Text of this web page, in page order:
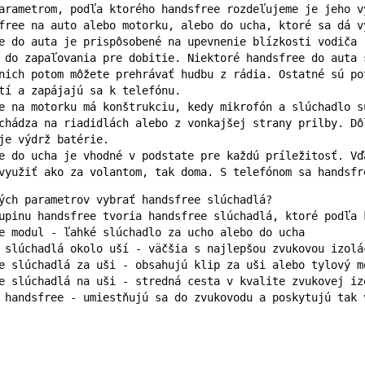
podľa ktorého handsfree rozdeľujeme je
na auto alebo motorku, alebo do ucha, ktoré sa
do auta je prispôsobené na upevnenie blízkosti
zapaľovania pre dobitie. Niektoré handsfree do auta
nich potom môžete prehrávať hudbu z rádia. Ostatné sú
a zapájajú sa k telefónu.
na motorku má konštrukciu, kedy mikrofón a slúchadlo
na riadidlách alebo z vonkajšej strany prilby.
je výdrž batérie.
do ucha je vhodné v podstate pre každú príležitosť.
ako za volantom, tak doma. S telefónom sa
parametrov vybrať handsfree slúchadlá?
handsfree tvoria handsfree slúchadlá, ktoré
modul - ľahké slúchadlo za ucho alebo do ucha
slúchadlá okolo uší - väčšia s najlepšou zvukovou
slúchadlá za uši - obsahujú klip za uši alebo tylový
slúchadlá na uši - stredná cesta v kvalite zvukovej
handsfree - umiestňujú sa do zvukovodu a poskytujú